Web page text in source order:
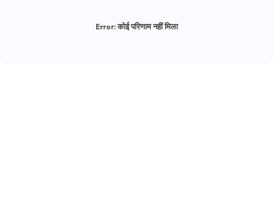
Error:कोई परिणाम नहीं मिला